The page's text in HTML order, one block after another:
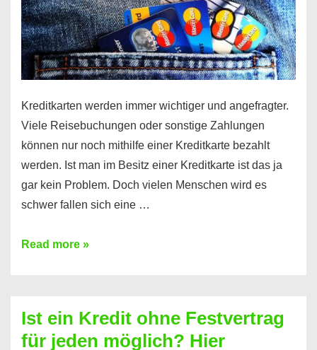
Kreditkarten werden immer wichtiger und angefragter.
Viele Reisebuchungen oder sonstige Zahlungen
können nur noch mithilfe einer Kreditkarte bezahlt
werden. Ist man im Besitz einer Kreditkarte ist das ja
gar kein Problem. Doch vielen Menschen wird es
schwer fallen sich eine …
Kreditkarte
Prepaid
ist
Read more »
Ist ein Kredit ohne Festvertrag
für jeden möglich? Hier